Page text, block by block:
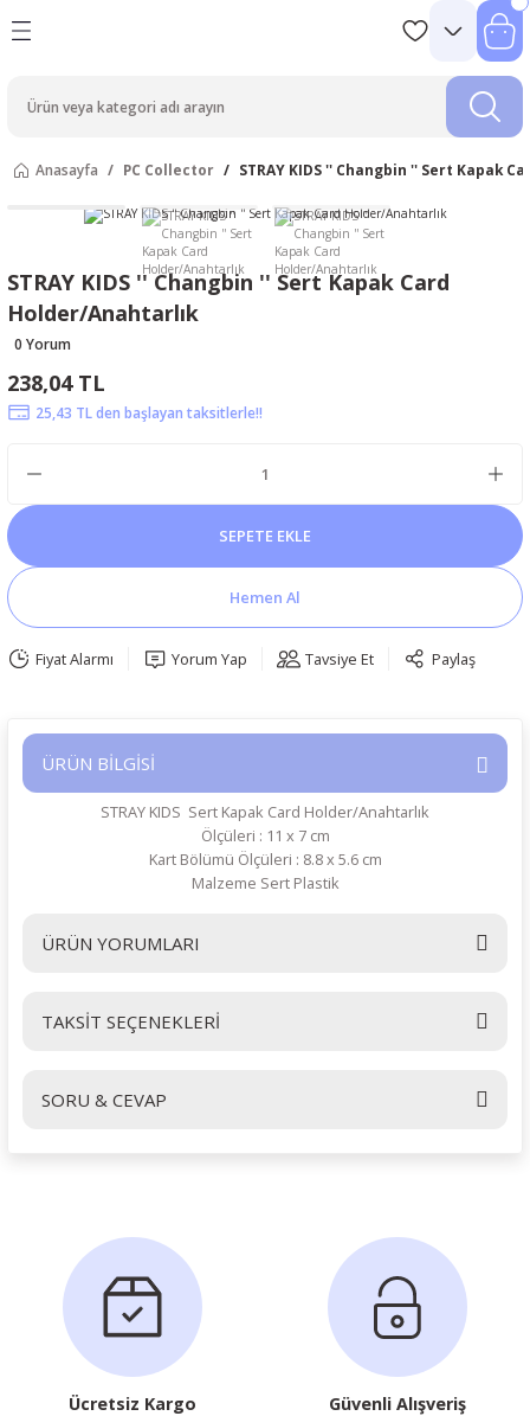
Anasayfa PC Collector STRAY KIDS '' Changbin '' Sert Kapak
STRAY KIDS '' Changbin '' Sert Kapak Card
Holder/Anahtarlık
0 Yorum
238,04 TL
25,43 TL den başlayan taksitlerle!!
SEPETE EKLE
Hemen Al
Fiyat Alarmı Yorum Yap Tavsiye Et Paylaş
ÜRÜN BİLGİSİ
STRAY KIDS Sert Kapak Card Holder/Anahtarlık
Ölçüleri : 11 x 7 cm
Kart Bölümü Ölçüleri : 8.8 x 5.6 cm
Malzeme Sert Plastik
ÜRÜN YORUMLARI
Bu ürüne ilk yorumu siz yapın!
TAKSİT SEÇENEKLERİ
SORU & CEVAP
Ücretsiz Kargo Güvenli Alışveriş